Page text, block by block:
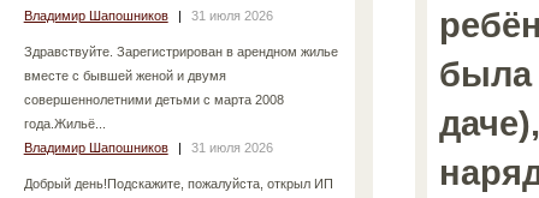
Владимир Шапошников
| 31 июля 2026
Здравствуйте. Зарегистрирован в арендном жилье
вместе с бывшей женой и двумя
совершеннолетними детьми с марта 2008
года.Жильё...
Владимир Шапошников
| 31 июля 2026
Добрый день!Подскажите, пожалуйста, открыл ИП
была